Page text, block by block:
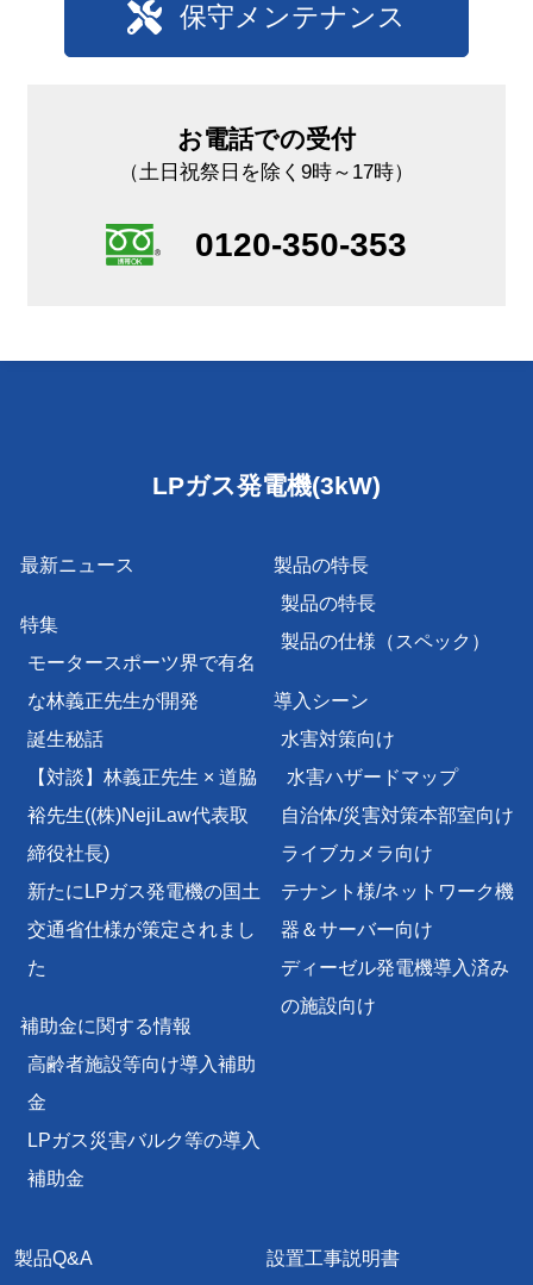
保守メンテナンス
お電話での受付
（土日祝祭日を除く9時～17時）
0120-350-353
LPガス発電機(3kW)
最新ニュース
特集
モータースポーツ界で有名
な林義正先生が開発
誕生秘話
【対談】林義正先生 × 道脇
裕先生((株)NejiLaw代表取
締役社長)
新たにLPガス発電機の国土
交通省仕様が策定されまし
た
補助金に関する情報
高齢者施設等向け導入補助
金
LPガス災害バルク等の導入
補助金
製品の特長
製品の特長
製品の仕様（スペック）
導入シーン
水害対策向け
水害ハザードマップ
自治体/災害対策本部室向け
ライブカメラ向け
テナント様/ネットワーク機
器＆サーバー向け
ディーゼル発電機導入済み
の施設向け
製品Q&A 設置工事説明書